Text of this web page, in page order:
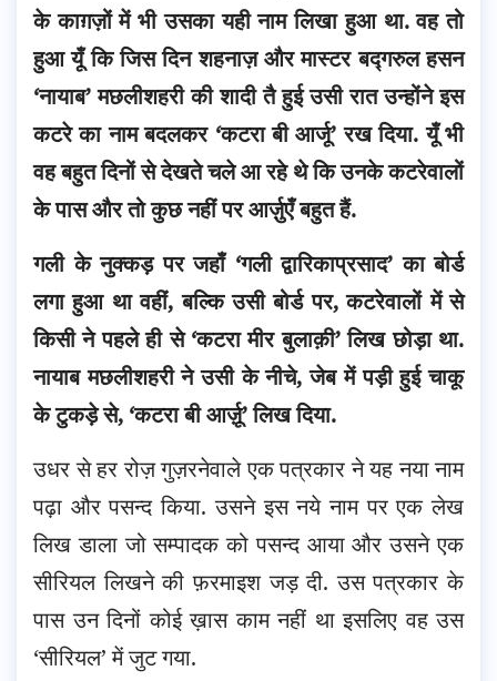
के काग़ज़ों में भी उसका यही नाम लिखा हुआ था. वह तो
हुआ यूँ कि जिस दिन शहनाज़ और मास्टर बद्गरुल हसन
‘नायाब’ मछलीशहरी की शादी तै हुई उसी रात उन्होंने इस
कटरे का नाम बदलकर ‘कटरा बी आर्जू’ रख दिया. यूँ भी
वह बहुत दिनों से देखते चले आ रहे थे कि उनके कटरेवालों
के पास और तो कुछ नहीं पर आर्ज़ुएँ बहुत हैं.
गली के नुक्कड़ पर जहाँ ‘गली द्वारिकाप्रसाद’ का बोर्ड
लगा हुआ था वहीं, बल्कि उसी बोर्ड पर, कटरेवालों में से
किसी ने पहले ही से ‘कटरा मीर बुलाक़ी’ लिख छोड़ा था.
नायाब मछलीशहरी ने उसी के नीचे, जेब में पड़ी हुई चाकू
के टुकड़े से, ‘कटरा बी आर्ज़ू’ लिख दिया.
उधर से हर रोज़ गुज़रनेवाले एक पत्रकार ने यह नया नाम
पढ़ा और पसन्द किया. उसने इस नये नाम पर एक लेख
लिख डाला जो सम्पादक को पसन्द आया और उसने एक
सीरियल लिखने की फ़रमाइश जड़ दी. उस पत्रकार के
पास उन दिनों कोई ख़ास काम नहीं था इसलिए वह उस
‘सीरियल’ में जुट गया.